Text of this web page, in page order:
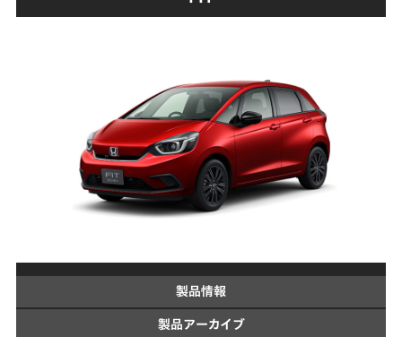
製品情報
製品アーカイブ